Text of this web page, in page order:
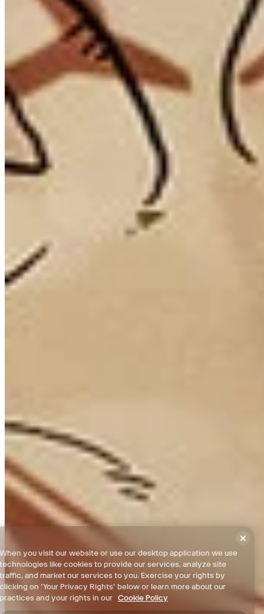
DLC: Captain Scarlett and Her Pirate's Booty - 100% 체크리스트
DLC: Mister Torgue's Campaign of Carnage - 100% 체크리스트
DLC: Sir Hammerlock's Big Game Hunt - 100% 체크리스트
DLC: Tiny Tina's Assault on Dragon Keep - 100% 체크리스트
DLC: Commander Lilith & the Fight for Sanctuary - 100% 체크리
이용약관
개인정보처리방침
지원
소식
you visit our website or use our desktop application we use
like cookies to provide our services, analyze site
and market our services to you. Exercise your rights by
on ‘Your Privacy Rights’ below or learn more about our
and your rights in our Cookie Policy